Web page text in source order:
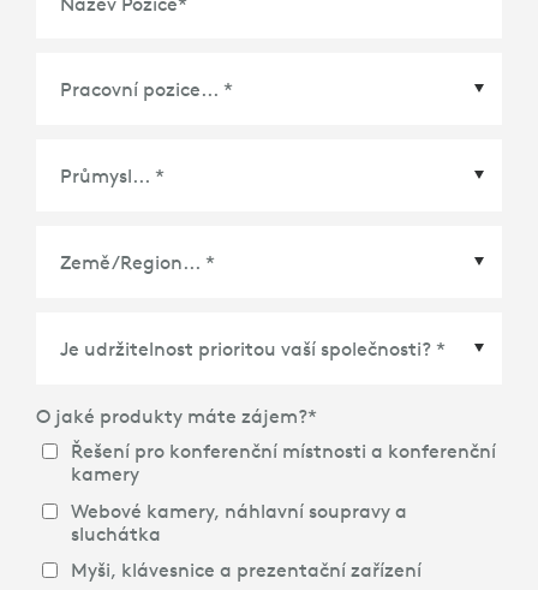
Země/Region
O jaké produkty máte zájem?*
Řešení pro konferenční místnosti a konferenční
kamery
Webové kamery, náhlavní soupravy a
sluchátka
Myši, klávesnice a prezentační zařízení